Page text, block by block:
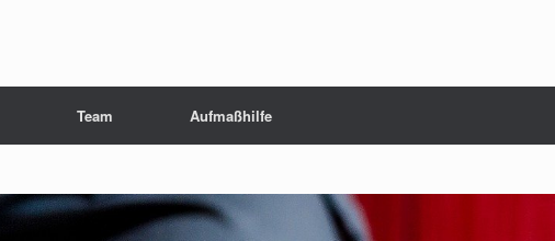
Team Aufmaßhilfe